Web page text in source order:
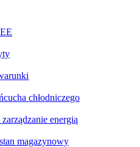
chłodniczego
energią
magazynowy